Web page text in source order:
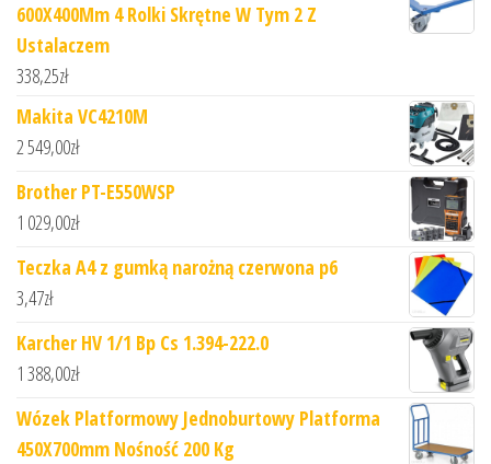
600X400Mm 4 Rolki Skrętne W Tym 2 Z
Ustalaczem
338,25zł
Makita VC4210M
2 549,00zł
Brother PT-E550WSP
1 029,00zł
Teczka A4 z gumką narożną czerwona p6
3,47zł
Karcher HV 1/1 Bp Cs 1.394-222.0
1 388,00zł
Wózek Platformowy Jednoburtowy Platforma
450X700mm Nośność 200 Kg